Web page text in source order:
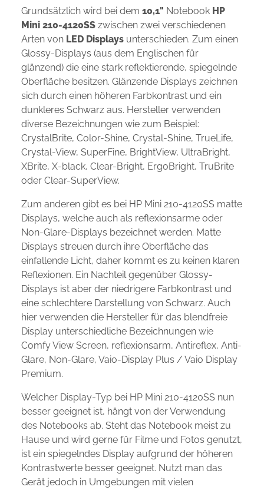
Grundsätzlich wird bei dem 10,1" Notebook HP
Mini 210-4120SS zwischen zwei verschiedenen
Arten von LED Displays unterschieden. Zum einen
Glossy-Displays (aus dem Englischen für
glänzend) die eine stark reflektierende, spiegelnde
Oberfläche besitzen. Glänzende Displays zeichnen
sich durch einen höheren Farbkontrast und ein
dunkleres Schwarz aus. Hersteller verwenden
diverse Bezeichnungen wie zum Beispiel:
CrystalBrite, Color-Shine, Crystal-Shine, TrueLife,
Crystal-View, SuperFine, BrightView, UltraBright,
XBrite, X-black, Clear-Bright, ErgoBright, TruBrite
oder Clear-SuperView.
Zum anderen gibt es bei HP Mini 210-4120SS matte
Displays, welche auch als reflexionsarme oder
Non-Glare-Displays bezeichnet werden. Matte
Displays streuen durch ihre Oberfläche das
einfallende Licht, daher kommt es zu keinen klaren
Reflexionen. Ein Nachteil gegenüber Glossy-
Displays ist aber der niedrigere Farbkontrast und
eine schlechtere Darstellung von Schwarz. Auch
hier verwenden die Hersteller für das blendfreie
Display unterschiedliche Bezeichnungen wie
Comfy View Screen, reflexionsarm, Antireflex, Anti-
Glare, Non-Glare, Vaio-Display Plus / Vaio Display
Premium.
Welcher Display-Typ bei HP Mini 210-4120SS nun
besser geeignet ist, hängt von der Verwendung
des Notebooks ab. Steht das Notebook meist zu
Hause und wird gerne für Filme und Fotos genutzt,
ist ein spiegelndes Display aufgrund der höheren
Kontrastwerte besser geeignet. Nutzt man das
Gerät jedoch in Umgebungen mit vielen